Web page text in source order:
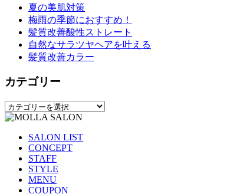
夏の美肌対策
梅雨の季節におすすめ！
髪質改善酸性ストレート
自然なサラツヤヘアを叶える
髪質改善カラー
カテゴリー
カ
テ
SALON LIST
CONCEPT
STAFF
STYLE
MENU
COUPON